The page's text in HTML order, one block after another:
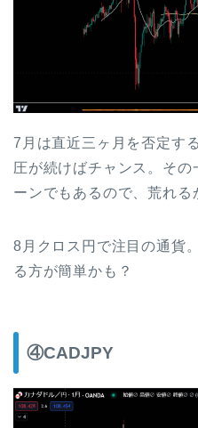
7月は直近三ヶ月を否定す
圧が続けばチャンス。そ
ーンでもあるので、荒れる
8月クロス円で注目の通貨
る方が簡単かも？
④CADJPY